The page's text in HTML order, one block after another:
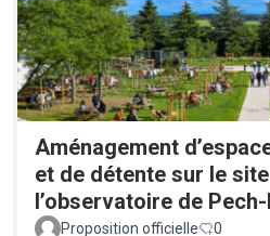
Aménagement
et de détente sur le
l’observatoire de
Proposition officielle 0